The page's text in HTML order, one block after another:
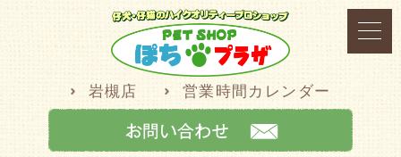
岩槻店 営業時間カレンダー